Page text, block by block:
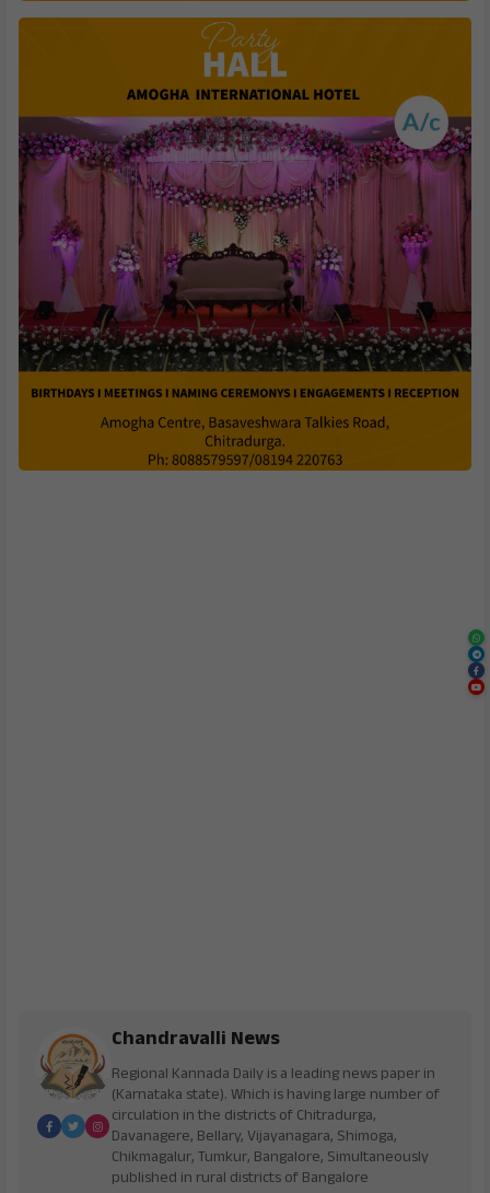
Chandravalli News
Regional Kannada Daily is a leading news paper in
(Karnataka state). Which is having large number of
circulation in the districts of Chitradurga,
Davanagere, Bellary, Vijayanagara, Shimoga,
Chikmagalur, Tumkur, Bangalore, Simultaneously
published in rural districts of Bangalore